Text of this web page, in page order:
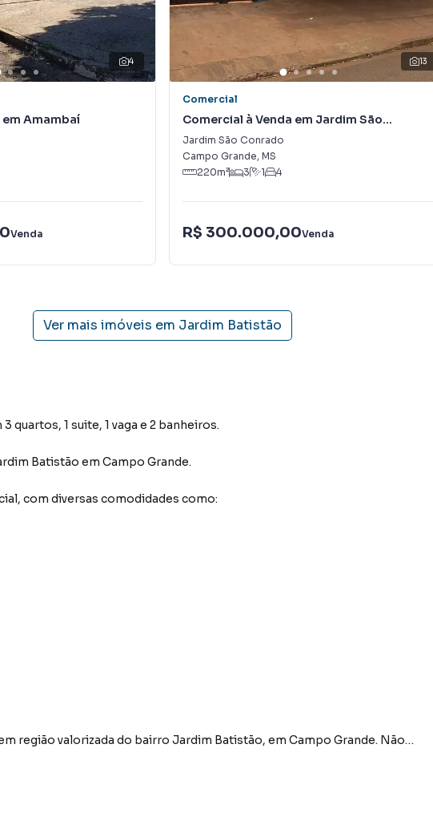
4
em Amambaí
Venda
13
Comercial
Comercial à Venda em Jardim São
Conrado
Jardim São Conrado
Campo Grande, MS
220m² 3 1 4
R$ 300.000,00Venda
Ver mais imóveis em Jardim Batistão
quartos, 1 suite, 1 vaga e 2 banheiros.
Batistão em Campo Grande.
, com diversas comodidades como:
região valorizada do bairro Jardim Batistão, em Campo Grande. Não
pelo telefone (67) 3213-4243.